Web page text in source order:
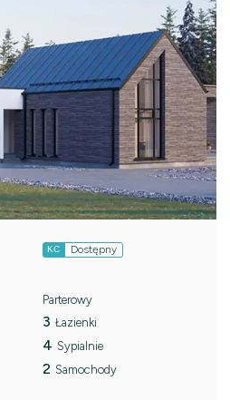
KC Dostępny
Parterowy
3 Łazienki
4 Sypialnie
2 Samochody